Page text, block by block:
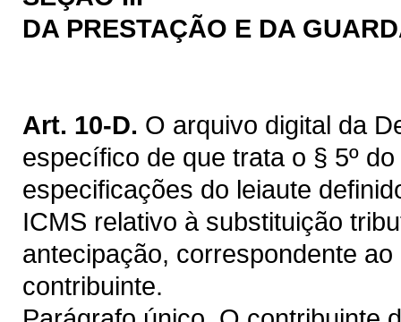
DA PRESTAÇÃO E DA
Art. 10-D. O arquivo digital da
específico de que trata o § 5º
especificações do leiaute
ICMS relativo à substituição
antecipação, correspondente
contribuinte.